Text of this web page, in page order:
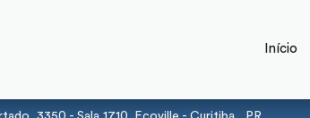
Início